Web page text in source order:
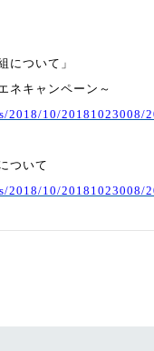
について」
ネキャンペーン～
2018/10/20181023008/
ついて
2018/10/20181023008/